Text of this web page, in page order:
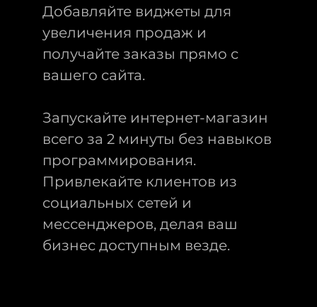
Добавляйте виджеты для
увеличения продаж и
получайте заказы прямо с
вашего сайта.
Запускайте интернет-магазин
всего за 2 минуты без навыков
программирования.
Привлекайте клиентов из
социальных сетей и
мессенджеров, делая ваш
бизнес доступным везде.